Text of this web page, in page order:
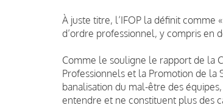
À juste titre, l’IFOP la définit
d’ordre professionnel, y compris en
Comme le souligne le rapport de la
Professionnels et la Promotion de la
banalisation du mal-être des
entendre et ne constituent plus des